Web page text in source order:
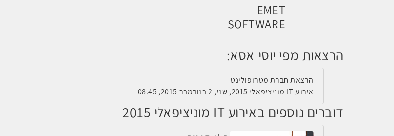
EMET
SOFTWARE
הרצאות מפי יוסי אסא:
הרצאת חברת מטרופולינט
אירוע IT מוניציפאלי 2015, שני, 2 בנובמבר 2015, 08:45
דוברים נוספים באירוע IT מוניציפאלי 2015